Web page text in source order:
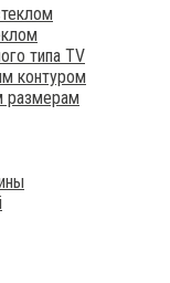
типа TV
контуром
размерам